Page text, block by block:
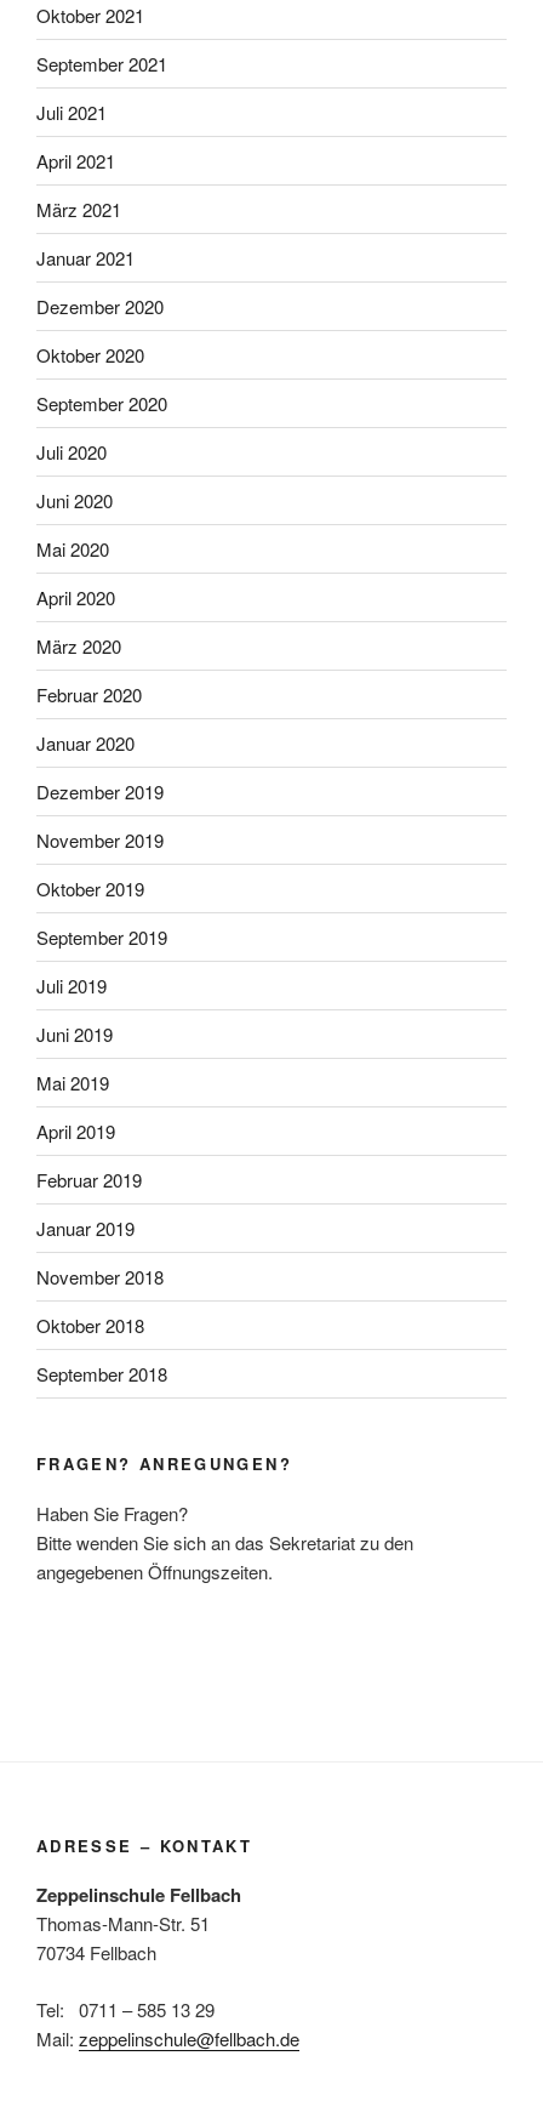
Oktober 2021
September 2021
Juli 2021
April 2021
März 2021
Januar 2021
Dezember 2020
Oktober 2020
September 2020
Juli 2020
Juni 2020
Mai 2020
April 2020
März 2020
Februar 2020
Januar 2020
Dezember 2019
November 2019
Oktober 2019
September 2019
Juli 2019
Juni 2019
Mai 2019
April 2019
Februar 2019
Januar 2019
November 2018
Oktober 2018
September 2018
FRAGEN? ANREGUNGEN?
Haben Sie Fragen?
Bitte wenden Sie sich an das Sekretariat zu den
angegebenen Öffnungszeiten.
ADRESSE – KONTAKT
Zeppelinschule Fellbach
Thomas-Mann-Str. 51
70734 Fellbach
Tel: 0711 – 585 13 29
Mail: zeppelinschule@fellbach.de